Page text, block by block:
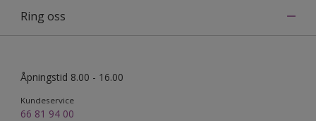
Ring oss
Åpningstid 8.00 - 16.00
Kundeservice
66 81 94 00